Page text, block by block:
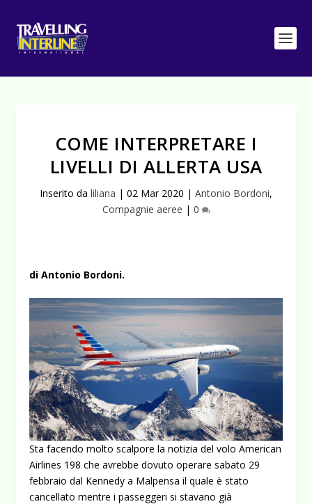
COME INTERPRETARE I
LIVELLI DI ALLERTA USA
Inserito da liliana | 02 Mar 2020 | Antonio Bordoni,
Compagnie aeree | 0
di Antonio Bordoni.
Sta facendo molto scalpore la notizia del volo American
Airlines 198 che avrebbe dovuto operare sabato 29
febbraio dal Kennedy a Malpensa il quale è stato
cancellato mentre i passeggeri si stavano già